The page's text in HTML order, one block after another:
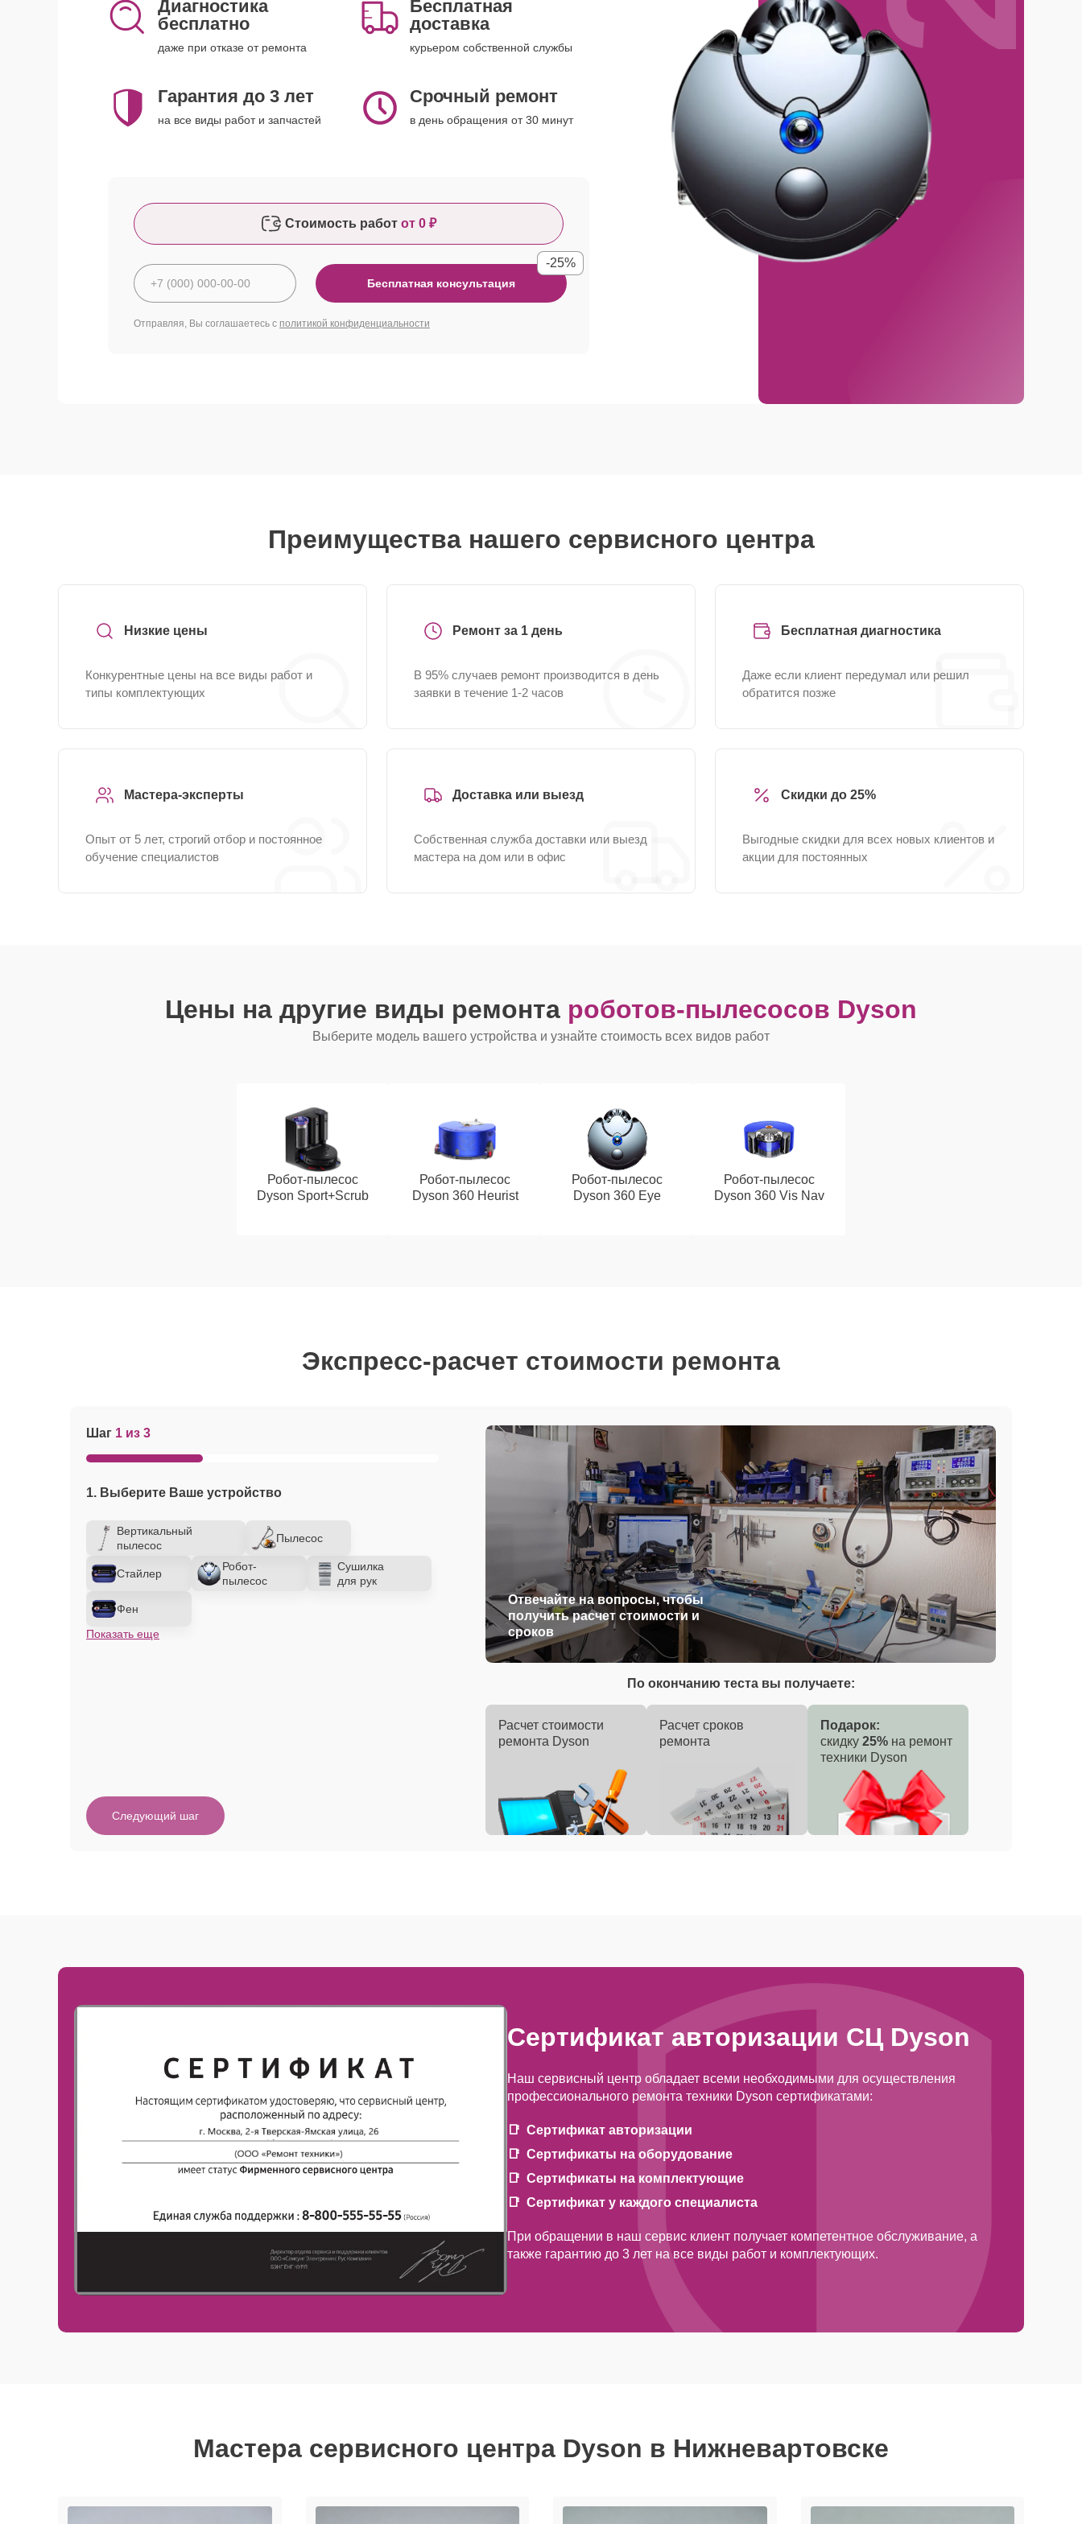
Диагностика
бесплатно
даже при отказе от ремонта
Бесплатная
доставка
курьером собственной службы
Гарантия до 3 лет
на все виды работ и запчастей
Срочный ремонт
в день обращения от 30 минут
Стоимость работ от 0 ₽
Бесплатная консультация
-25%
Отправляя, Вы соглашаетесь с политикой конфиденциальности
Преимущества нашего сервисного центра
Низкие цены
Конкурентные цены на все виды работ и
типы комплектующих
Ремонт за 1 день
В 95% случаев ремонт производится в день
заявки в течение 1-2 часов
Бесплатная диагностика
Даже если клиент передумал или решил
обратится позже
Мастера-эксперты
Опыт от 5 лет, строгий отбор и постоянное
обучение специалистов
Доставка или выезд
Собственная служба доставки или выезд
мастера на дом или в офис
Скидки до 25%
Выгодные скидки для всех новых клиентов и
акции для постоянных
Цены на другие виды ремонта роботов-пылесосов Dyson
Выберите модель вашего устройства и узнайте стоимость всех видов работ
Робот-пылесос
Dyson Sport+Scrub
Робот-пылесос
Dyson 360 Heurist
Робот-пылесос
Dyson 360 Eye
Робот-пылесос
Dyson 360 Vis Nav
Экспресс-расчет стоимости ремонта
Шаг 1 из 3
1. Выберите Ваше устройство
Вертикальный
пылесос
Пылесос
Стайлер
Робот-
пылесос
Сушилка
для рук
Фен
Показать еще
Отвечайте на вопросы, чтобы
получить расчет стоимости и
сроков
Следующий шаг
По окончанию теста вы получаете:
Расчет стоимости
ремонта Dyson
Расчет сроков
ремонта
Подарок:
скидку 25% на ремонт
техники Dyson
Сертификат авторизации СЦ Dyson
Наш сервисный центр обладает всеми необходимыми для осуществления
профессионального ремонта техники Dyson сертификатами:
Сертификат авторизации
Сертификаты на оборудование
Сертификаты на комплектующие
Сертификат у каждого специалиста
При обращении в наш сервис клиент получает компетентное обслуживание, а
также гарантию до 3 лет на все виды работ и комплектующих.
Мастера сервисного центра Dyson в Нижневартовске